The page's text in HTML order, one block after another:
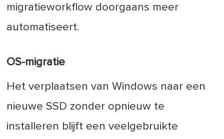
migratieworkflow doorgaans meer
automatiseert.
OS-migratie
Het verplaatsen van Windows naar een
nieuwe SSD zonder opnieuw te
installeren blijft een veelgebruikte